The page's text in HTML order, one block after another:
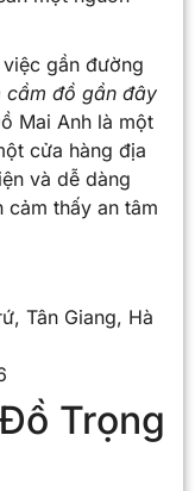
gần đường
cầm đồ gần đây
Mai Anh là một
cửa hàng địa
và dễ dàng
thấy an tâm
Tân Giang, Hà
Trọng